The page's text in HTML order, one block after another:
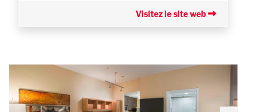
Visitez le site web